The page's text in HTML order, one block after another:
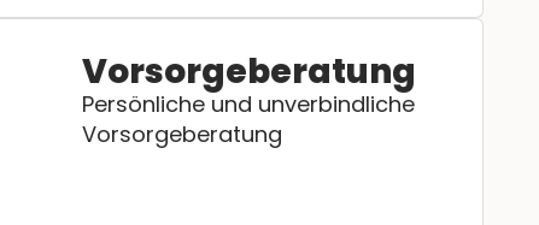
Vorsorgeberatung
Persönliche und unverbindliche
Vorsorgeberatung